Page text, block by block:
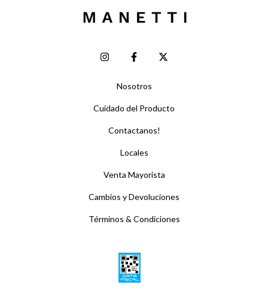
Nosotros
Cuidado del Producto
Contactanos!
Locales
Venta Mayorista
Cambios y Devoluciones
Términos & Condiciones